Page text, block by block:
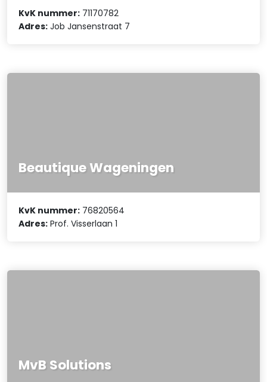
KvK nummer: 71170782
Adres: Job Jansenstraat 7
Beautique Wageningen
KvK nummer: 76820564
Adres: Prof. Visserlaan 1
MvB Solutions